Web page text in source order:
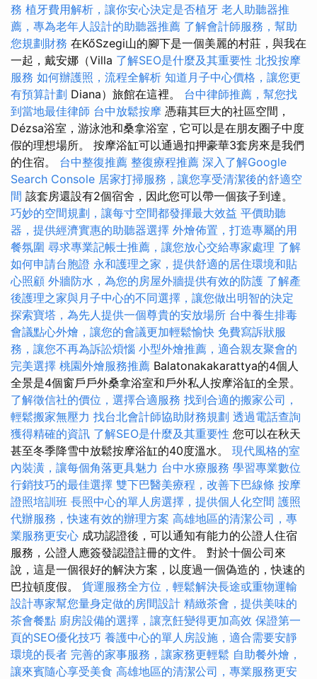
務 植牙費用解析，讓你安心決定是否植牙 老人助聽器推
薦，專為老年人設計的助聽器推薦 了解會計師服務，幫助
您規劃財務 在KőSzegi山的腳下是一個美麗的村莊，與我在
一起，戴安娜（Villa 了解SEO是什麼及其重要性 北投按摩
服務 如何辦護照，流程全解析 知道月子中心價格，讓您更
有預算計劃 Diana）旅館在這裡。 台中律師推薦，幫您找
到當地最佳律師 台中放鬆按摩 憑藉其巨大的社區空間，
Dézsa浴室，游泳池和桑拿浴室，它可以是在朋友圈子中度
假的理想場所。 按摩浴缸可以通過扣押豪華3套房來是我們
的住宿。 台中整復推薦 整復療程推薦 深入了解Google
Search Console 居家打掃服務，讓您享受清潔後的舒適空
間 該套房還設有2個宿舍，因此您可以帶一個孩子到達。
巧妙的空間規劃，讓每寸空間都發揮最大效益 平價助聽
器，提供經濟實惠的助聽器選擇 外燴佈置，打造專屬的用
餐氛圍 尋求專業記帳士推薦，讓您放心交給專家處理 了解
如何申請台胞證 永和護理之家，提供舒適的居住環境和貼
心照顧 外牆防水，為您的房屋外牆提供有效的防護 了解產
後護理之家與月子中心的不同選擇，讓您做出明智的決定
探索寶塔，為先人提供一個尊貴的安放場所 台中養生排毒
會議點心外燴，讓您的會議更加輕鬆愉快 免費寫訴狀服
務，讓您不再為訴訟煩惱 小型外燴推薦，適合親友聚會的
完美選擇 桃園外燴服務推薦 Balatonakakarattya的4個人
全景是4個窗戶戶外桑拿浴室和戶外私人按摩浴缸的全景。
了解徵信社的價位，選擇合適服務 找到合適的搬家公司，
輕鬆搬家無壓力 找台北會計師協助財務規劃 透過電話查詢
獲得精確的資訊 了解SEO是什麼及其重要性 您可以在秋天
甚至冬季降雪中放鬆按摩浴缸的40度溫水。 現代風格的室
內裝潢，讓每個角落更具魅力 台中水療服務 學習專業數位
行銷技巧的最佳選擇 雙下巴醫美療程，改善下巴線條 按摩
證照培訓班 長照中心的單人房選擇，提供個人化空間 護照
代辦服務，快速有效的辦理方案 高雄地區的清潔公司，專
業服務更安心 成功認證後，可以通知有能力的公證人住宿
服務，公證人應簽發認證註冊的文件。 對於十個公司來
說，這是一個很好的解決方案，以度過一個偽造的，快速的
巴拉頓度假。 貨運服務全方位，輕鬆解決長途或重物運輸
設計專家幫您量身定做的房間設計 精緻茶會，提供美味的
茶會餐點 廚房設備的選擇，讓烹飪變得更加高效 保證第一
頁的SEO優化技巧 養護中心的單人房設施，適合需要安靜
環境的長者 完善的家事服務，讓家務更輕鬆 自助餐外燴，
讓來賓隨心享受美食 高雄地區的清潔公司，專業服務更安